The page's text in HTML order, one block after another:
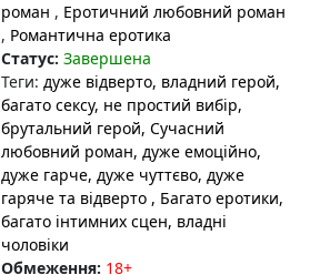
роман , Еротичний любовний роман
, Романтична еротика
Статус: Завершена
Теги: дуже відверто, владний герой,
багато сексу, не простий вибір,
брутальний герой, Сучасний
любовний роман, дуже емоційно,
дуже гарче, дуже чуттєво, дуже
гаряче та відверто , Багато еротики,
багато інтимних сцен, владні
чоловіки
Обмеження: 18+